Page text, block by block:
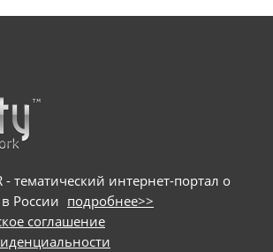
- тематический интернет-портал о
России подробнее>>
соглашение